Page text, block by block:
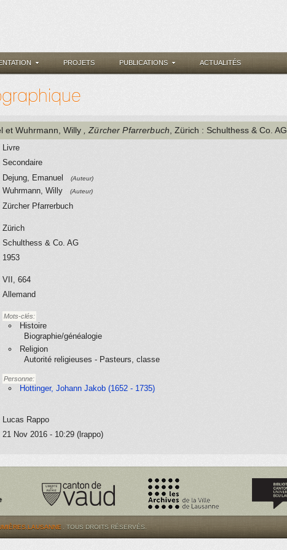
PROJETS PUBLICATIONS ACTUALITÉS
et Wuhrmann, Willy , Zürcher Pfarrerbuch , Zürich : Schulthess & Co. AG
Livre
Secondaire
Dejung, Emanuel (Auteur)
Wuhrmann, Willy (Auteur)
Zürcher Pfarrerbuch
Zürich
Schulthess & Co. AG
1953
VII, 664
Allemand
Mots-clés:
Histoire
Biographie/généalogie
Religion
Autorité religieuses - Pasteurs, classe
Personne:
Hottinger, Johann Jakob (1652 - 1735)
Lucas Rappo
21 Nov 2016 - 10:29 (lrappo)
. TOUS DROITS RÉSERVÉS.